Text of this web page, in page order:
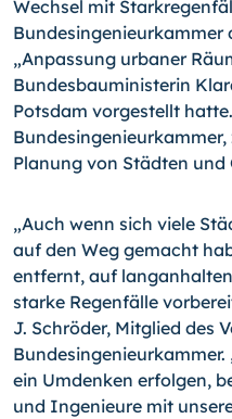
Wechsel mit
Bundesingenieurkammer
„Anpassung urbaner
Bundesbauministerin
Potsdam vorgestellt
Planung von Städten und
„Auch wenn sich viele
auf den Weg gemacht
entfernt, auf
starke Regenfälle
J. Schröder, Mitglied des
ein Umdenken erfolgen,
und Ingenieure mit